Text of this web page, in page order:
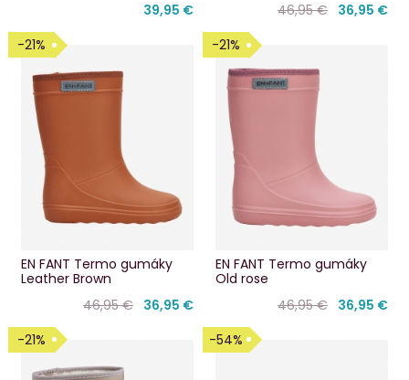
39,95 €
46,95 € 36,95 €
-21%
EN FANT Termo gumáky
Leather Brown
46,95 € 36,95 €
-21%
EN FANT Termo gumáky
Old rose
46,95 € 36,95 €
-21%
-54%